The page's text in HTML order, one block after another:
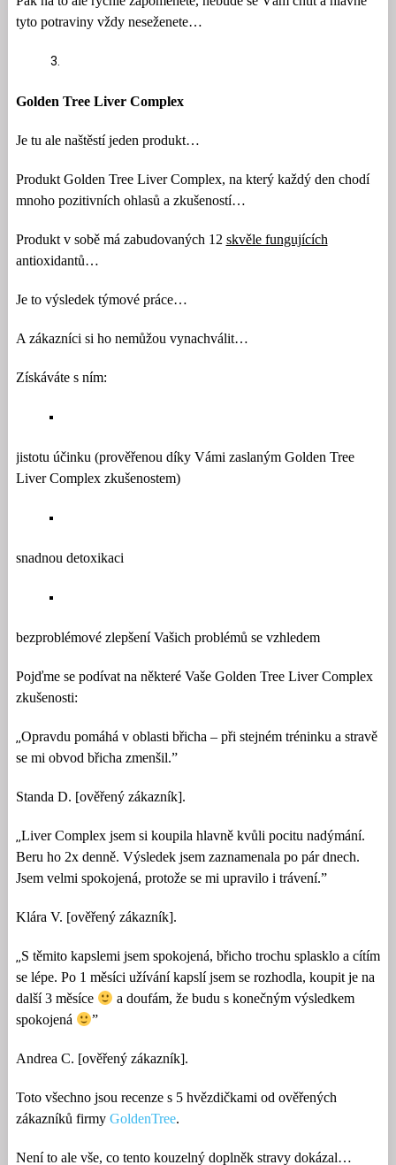
tyto potraviny vždy neseženete…
Golden Tree Liver Complex
Je tu ale naštěstí jeden produkt…
Produkt Golden Tree Liver Complex, na který každý den chodí
mnoho pozitivních ohlasů a zkušeností…
Produkt v sobě má zabudovaných 12 skvěle fungujících
antioxidantů…
Je to výsledek týmové práce…
A zákazníci si ho nemůžou vynachválit…
Získáváte s ním:
jistotu účinku (prověřenou díky Vámi zaslaným Golden Tree
Liver Complex zkušenostem)
snadnou detoxikaci
bezproblémové zlepšení Vašich problémů se vzhledem
Pojďme se podívat na některé Vaše Golden Tree Liver Complex
zkušenosti:
‚‚Opravdu pomáhá v oblasti břicha – při stejném tréninku a stravě
se mi obvod břicha zmenšil.”
Standa D. [ověřený zákazník].
‚‚Liver Complex jsem si koupila hlavně kvůli pocitu nadýmání.
Beru ho 2x denně. Výsledek jsem zaznamenala po pár dnech.
Jsem velmi spokojená, protože se mi upravilo i trávení.”
Klára V. [ověřený zákazník].
‚‚S těmito kapslemi jsem spokojená, břicho trochu splasklo a cítím
se lépe. Po 1 měsíci užívání kapslí jsem se rozhodla, koupit je na
další 3 měsíce
a doufám, že budu s konečným výsledkem
spokojená
”
Andrea C. [ověřený zákazník].
Toto všechno jsou recenze s 5 hvězdičkami od ověřených
zákazníků firmy GoldenTree.
Není to ale vše, co tento kouzelný doplněk stravy dokázal…